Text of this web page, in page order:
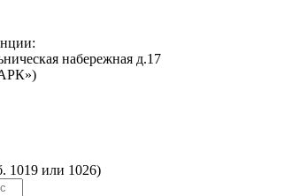
набережная д.17
1019 или 1026)